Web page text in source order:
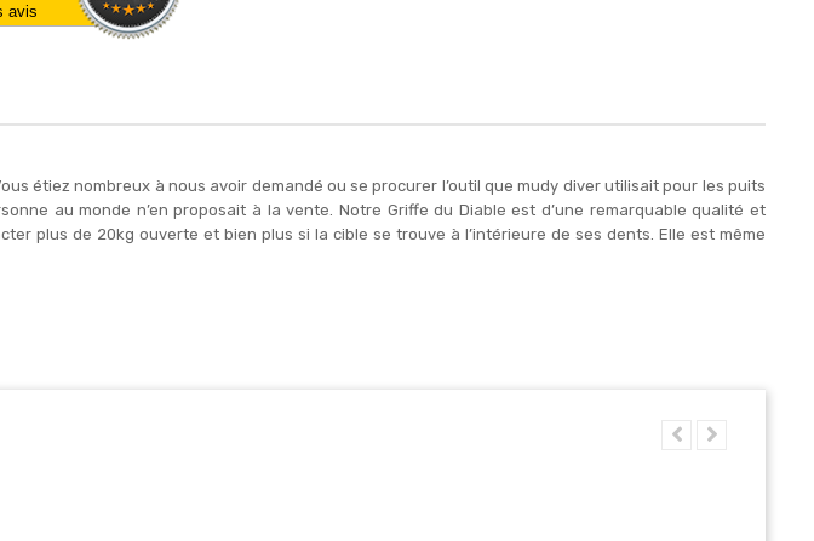
avis
étiez nombreux à nous avoir demandé ou se procurer l’outil que mudy diver utilisait pour les puits
au monde n’en proposait à la vente. Notre Griffe du Diable est d’une remarquable qualité et
plus de 20kg ouverte et bien plus si la cible se trouve à l’intérieure de ses dents. Elle est même